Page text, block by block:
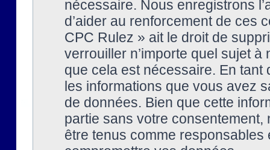
nécessaire. Nous enregistrons
d’aider au renforcement de ces
CPC Rulez » ait le droit de
verrouiller n’importe quel sujet à
que cela est nécessaire. En tant
les informations que vous avez
de données. Bien que cette
partie sans votre
être tenus comme